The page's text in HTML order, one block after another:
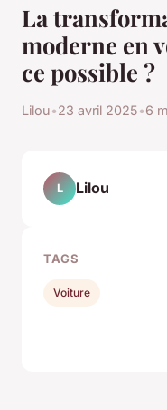
La
moderne en
ce possible ?
Lilou•23 avril 2025•6
L Lilou
TAGS
Voiture